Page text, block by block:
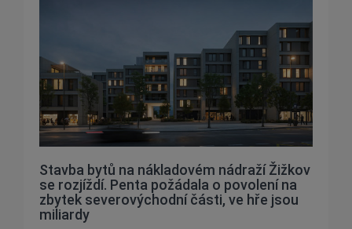
Stavba bytů na nákladovém nádraží Žižkov
se rozjíždí. Penta požádala o povolení na
zbytek severovýchodní části, ve hře jsou
miliardy